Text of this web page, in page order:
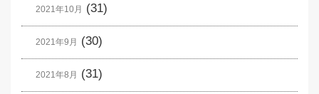
2021年10月 (31)
2021年9月 (30)
2021年8月 (31)